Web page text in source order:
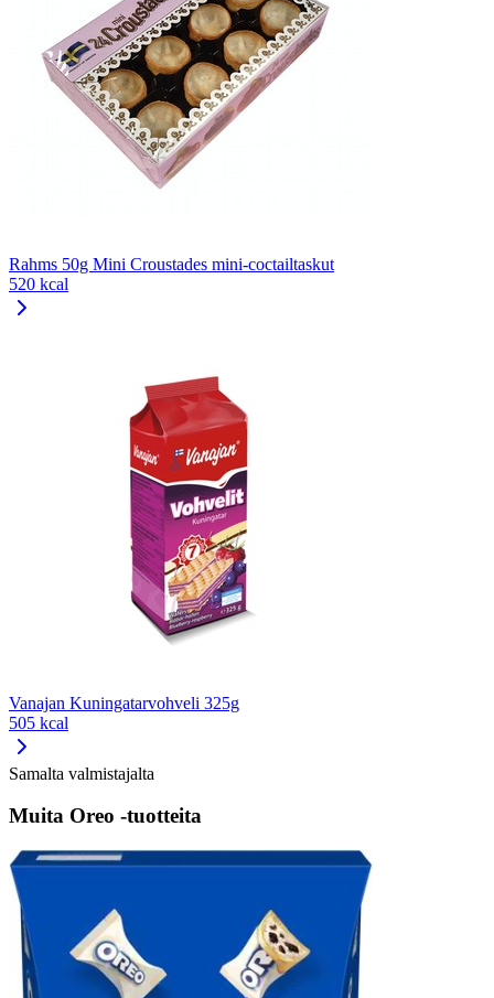
Rahms 50g Mini Croustades mini-coctailtaskut
520 kcal
Vanajan Kuningatarvohveli 325g
505 kcal
Samalta valmistajalta
Muita Oreo -tuotteita